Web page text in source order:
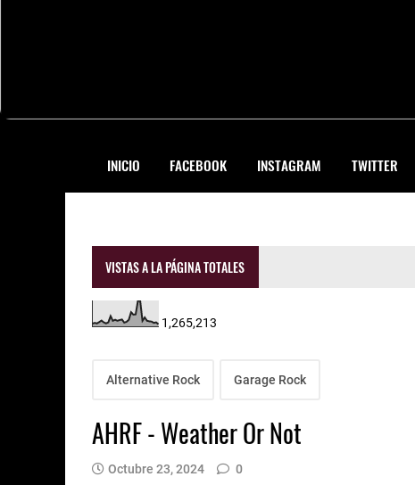
INICIO FACEBOOK INSTAGRAM TWITTER
VISTAS A LA PÁGINA TOTALES
1,265,213
Alternative Rock Garage Rock
AHRF - Weather Or Not
Octubre 23, 2024 0